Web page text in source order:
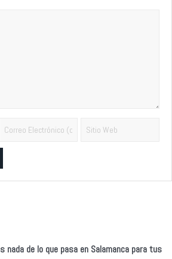
nada de lo que pasa en Salamanca para tus